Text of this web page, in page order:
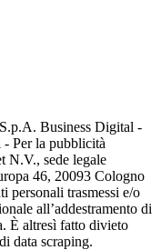
Business Digital -
Per la pubblicità
N.V., sede legale
46, 20093 Cologno
personali trasmessi e/o
all’addestramento di
È altresì fatto divieto
data scraping.